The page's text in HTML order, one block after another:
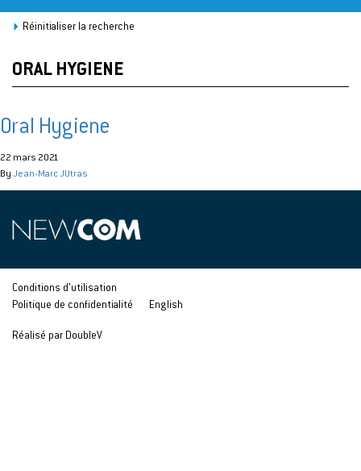
Réinitialiser la recherche
ORAL HYGIENE
Oral Hygiene
22 mars 2021
By Jean-Marc JUtras
Conditions d’utilisation
Politique de confidentialité
English
Réalisé par DoubleV